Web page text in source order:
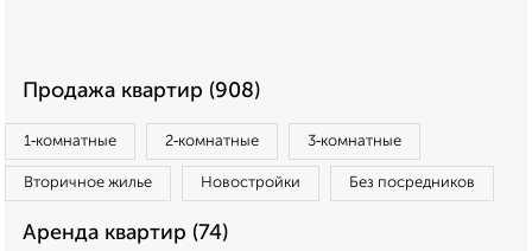
Продажа квартир (908)
1‑комнатные 2‑комнатные 3‑комнатные
Вторичное жилье Новостройки Без посредников
Аренда квартир (74)